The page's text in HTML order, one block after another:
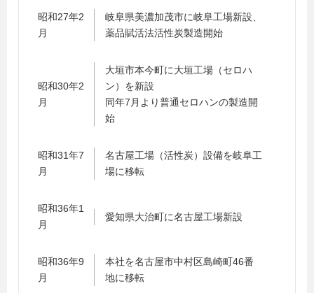
昭和27年2
月
岐阜県美濃加茂市に岐阜工場新設、
薬品賦活法活性炭製造開始
昭和30年2
月
大垣市本今町に大垣工場（セロハ
ン）を新設
同年7月より普通セロハンの製造開
始
昭和31年7
月
名古屋工場（活性炭）設備を岐阜工
場に移転
昭和36年1
月
愛知県大治町に名古屋工場新設
昭和36年9
月
本社を名古屋市中村区島崎町46番
地に移転